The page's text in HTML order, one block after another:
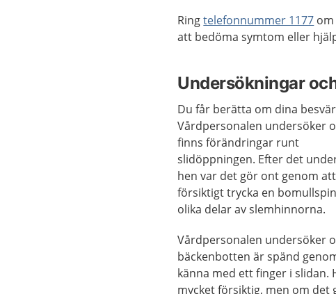
Ringtelefonnummer 1177
att bedöma symtom eller
Undersökningar
Du får berätta om dina
Vårdpersonalen undersöker
finns förändringar runt
slidöppningen. Efter det
hen var det gör ont genom att
försiktigt trycka en
olika delar av slemhinnorna.
Vårdpersonalen undersöker
bäckenbotten är spänd
känna med ett finger i slidan.
mycket försiktig, men om det